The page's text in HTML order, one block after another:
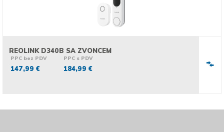
REOLINK D340B SA ZVONCEM
PPC bez PDV
147,99 €
PPC s PDV
184,99 €